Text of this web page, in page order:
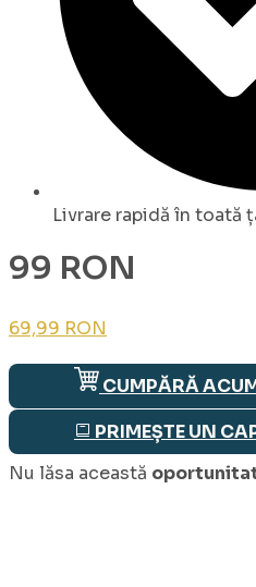
Livrare rapidă în toată
99 RON
69,99 RON
CUMPĂRĂ
PRIMEȘTE UN
Nu lăsa această